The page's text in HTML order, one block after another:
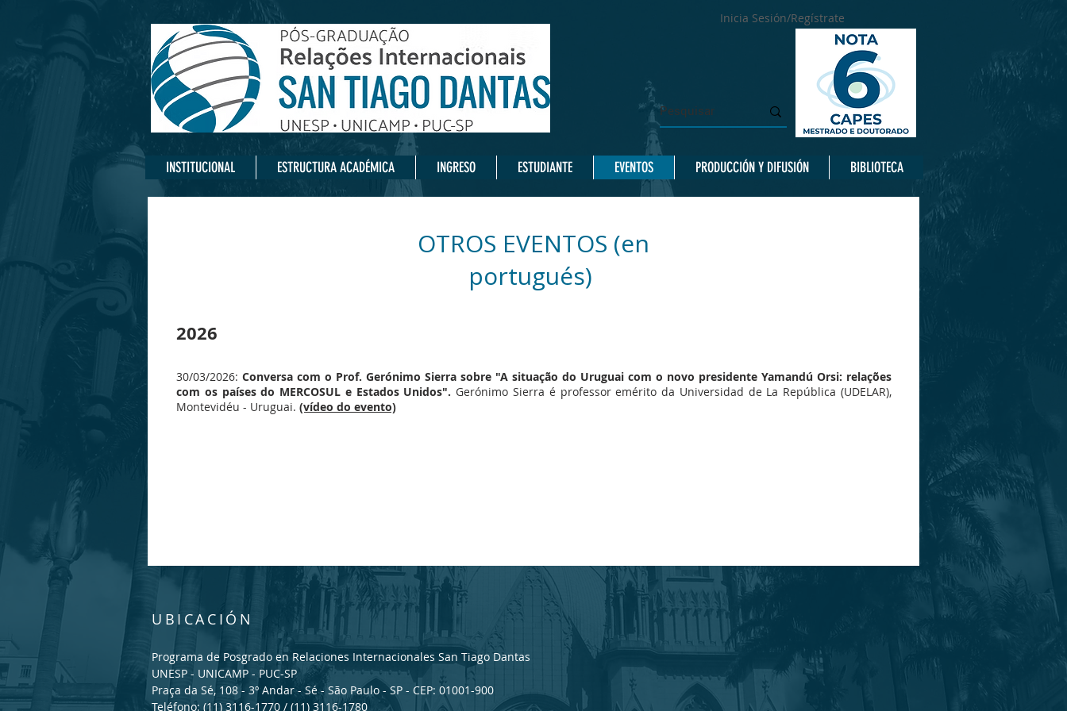
Inicia Sesión/Regístrate
INSTITUCIONAL ESTRUCTURA ACADÉMICA INGRESO ESTUDIANTE EVENTOS PRODUCCIÓN Y DIFUSIÓN BIBLIOTECA
OTROS EVENTOS (en
portugués)
2026
30/03/2026: Conversa com o Prof. Gerónimo Sierra sobre "A situação do Uruguai com o novo presidente Yamandú Orsi: relações
com os países do MERCOSUL e Estados Unidos". Gerónimo Sierra é professor emérito da Universidad de La República (UDELAR),
Montevidéu - Uruguai. (vídeo do evento)
UBICACIÓN
Programa de Posgrado en Relaciones Internacionales San Tiago Dantas
UNESP - UNICAMP - PUC-SP
Praça da Sé, 108 - 3º Andar - Sé - São Paulo - SP - CEP: 01001-900
Teléfono: (11) 3116-1770 / (11) 3116-1780